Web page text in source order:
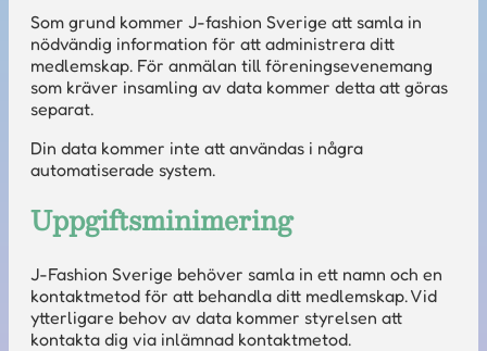
Som grund kommer J-fashion Sverige att samla in
nödvändig information för att administrera ditt
medlemskap. För anmälan till föreningsevenemang
som kräver insamling av data kommer detta att göras
separat.
Din data kommer inte att användas i några
automatiserade system.
Uppgiftsminimering
J-Fashion Sverige behöver samla in ett namn och en
kontaktmetod för att behandla ditt medlemskap. Vid
ytterligare behov av data kommer styrelsen att
kontakta dig via inlämnad kontaktmetod.